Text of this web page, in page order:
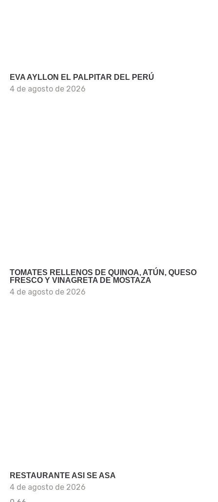
EVA AYLLON EL PALPITAR DEL PERÚ
4 de agosto de 2026
TOMATES RELLENOS DE QUINOA, ATÚN, QUESO
FRESCO Y VINAGRETA DE MOSTAZA
4 de agosto de 2026
RESTAURANTE ASI SE ASA
4 de agosto de 2026